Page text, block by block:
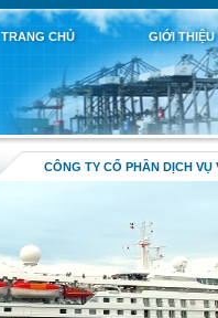
GIỚI THIỆU
TRANG CHỦ
CÔNG TY CỔ PHẦN DỊCH VỤ